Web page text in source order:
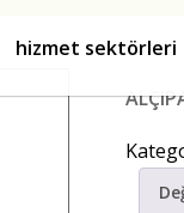
hizmet sektörleri